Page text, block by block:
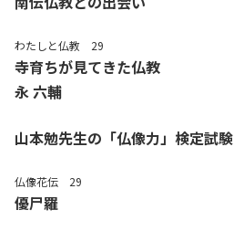
わたしと仏教 29
寺育ちが見てきた仏教
永 六輔
山本勉先生の「仏像力」検定試験
仏像花伝 29
優尸羅